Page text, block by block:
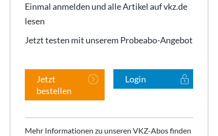
Einmal anmelden und alle Artikel auf vkz.de
lesen
Jetzt testen mit unserem Probeabo-Angebot
Jetzt
bestellen
Login
Mehr Informationen zu unseren VKZ-Abos finden